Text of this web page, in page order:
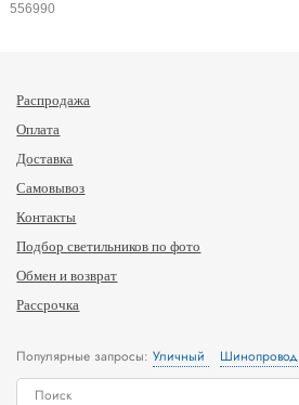
556990
Распродажа
Оплата
Доставка
Самовывоз
Контакты
Подбор светильников по фото
Обмен и возврат
Рассрочка
Популярные запросы:Уличный Шинопровод